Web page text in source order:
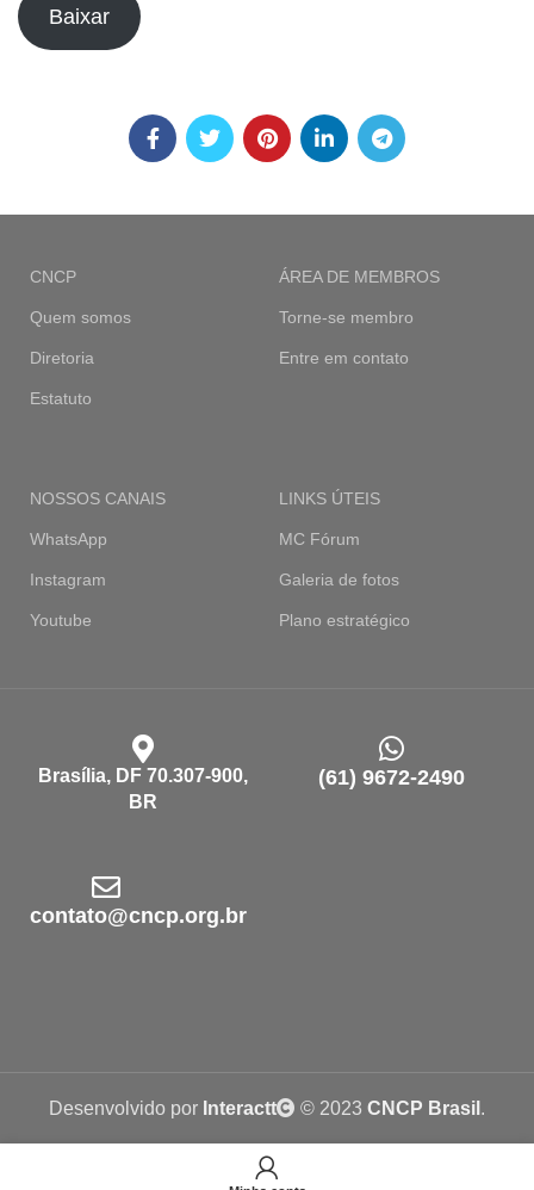
Baixar
CNCP
Quem somos
Diretoria
Estatuto
ÁREA DE MEMBROS
Torne-se membro
Entre em contato
NOSSOS CANAIS
WhatsApp
Instagram
Youtube
LINKS ÚTEIS
MC Fórum
Galeria de fotos
Plano estratégico
Brasília, DF 70.307-900,
BR
(61) 9672-2490
contato@cncp.org.br
Desenvolvido por Interactt © 2023 CNCP Brasil .